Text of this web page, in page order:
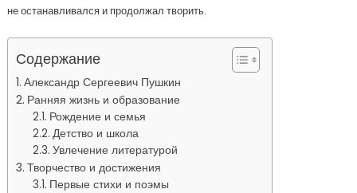
не останавливался и продолжал творить.
Содержание
Александр Сергеевич Пушкин
Ранняя жизнь и образование
Рождение и семья
Детство и школа
Увлечение литературой
Творчество и достижения
Первые стихи и поэмы